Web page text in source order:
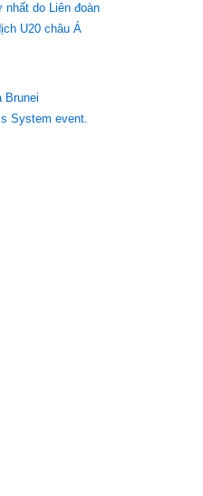
do Liên đoàn
U20 châu Á
Brunei
System event.